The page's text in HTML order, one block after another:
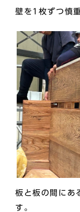
壁を1枚ずつ慎
板と板の間にあ
す。